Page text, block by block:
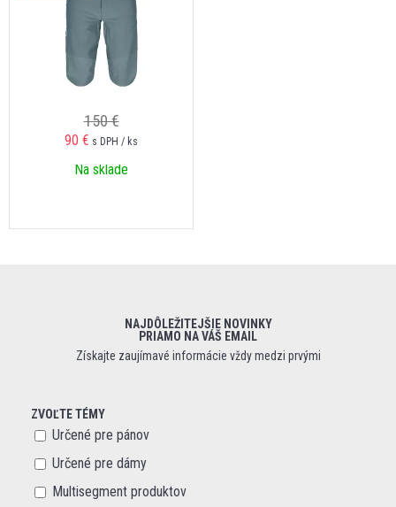
150 €
90 € s DPH / ks
Na sklade
NAJDÔLEŽITEJŠIE NOVINKY
PRIAMO NA VÁŠ EMAIL
Získajte zaujímavé informácie vždy medzi prvými
ZVOĽTE TÉMY
Určené pre pánov
Určené pre dámy
Multisegment produktov